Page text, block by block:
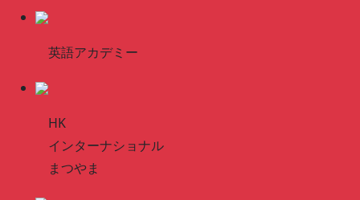
英語アカデミー
HK
インターナショナル
まつやま